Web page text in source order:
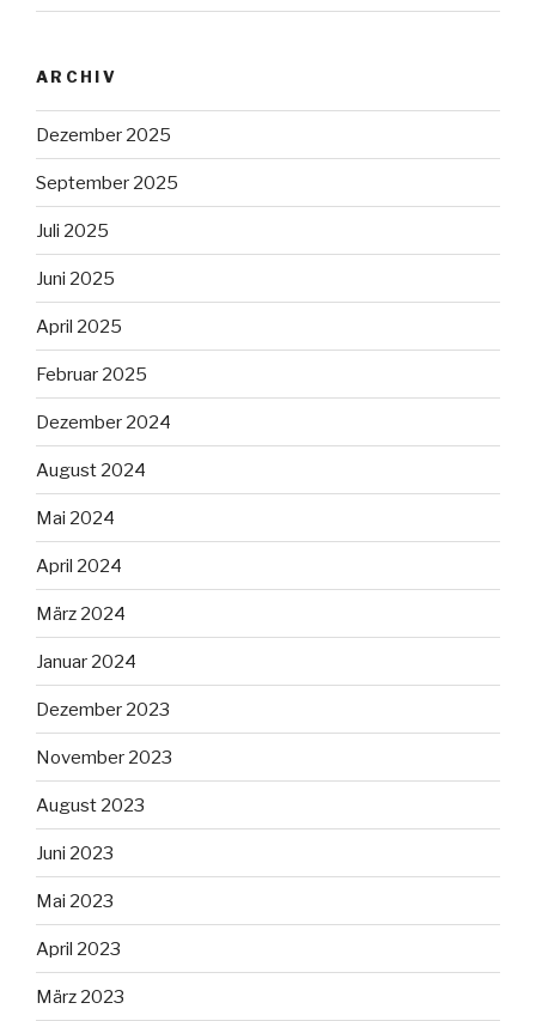
ARCHIV
Dezember 2025
September 2025
Juli 2025
Juni 2025
April 2025
Februar 2025
Dezember 2024
August 2024
Mai 2024
April 2024
März 2024
Januar 2024
Dezember 2023
November 2023
August 2023
Juni 2023
Mai 2023
April 2023
März 2023